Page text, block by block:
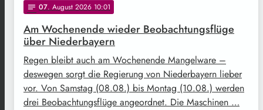
notes 07. August 2026 10:01
Am Wochenende wieder Beobachtungsflüge
über Niederbayern
Regen bleibt auch am Wochenende Mangelware –
deswegen sorgt die Regierung von Niederbayern lieber
vor. Von Samstag (08.08.) bis Montag (10.08.) werden
drei Beobachtungsflüge angeordnet. Die Maschinen …